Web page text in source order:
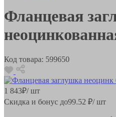
Фланцевая
Код товара: 599650
1 843₽/ шт
Скидка и бонус до99.52 ₽/ шт